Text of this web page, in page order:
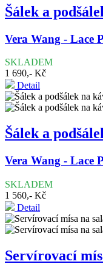
Šálek a
Vera Wang - Lace
SKLADEM
1 690,- Kč
Detail
Šálek a
Vera Wang - Lace
SKLADEM
1 560,- Kč
Detail
Servírovací